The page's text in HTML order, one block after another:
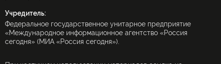
Учредитель:
Федеральное государственное унитарное предприятие
«Международное информационное агентство «Россия
сегодня» (МИА «Россия сегодня»).